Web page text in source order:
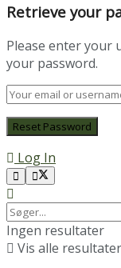
Retrieve your
Please enter your
your password.
Log In
Ingen resultater
Vis alle resultater